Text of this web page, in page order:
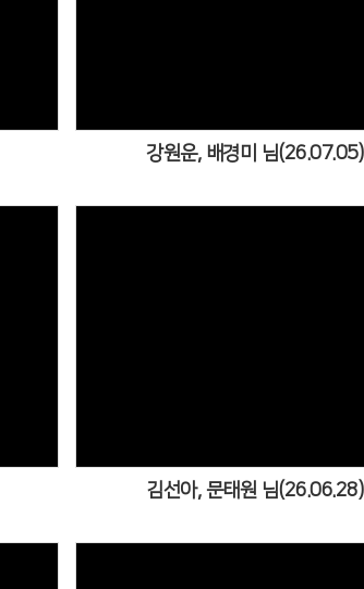
강원운, 배경미 님(26.07.05)
김선아, 문태원 님(26.06.28)